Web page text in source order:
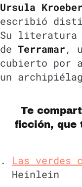
Ursula
escribió
Su literatura
de Terramar,
cubierto por
un
Te
ficción, que
Las
Heinlein